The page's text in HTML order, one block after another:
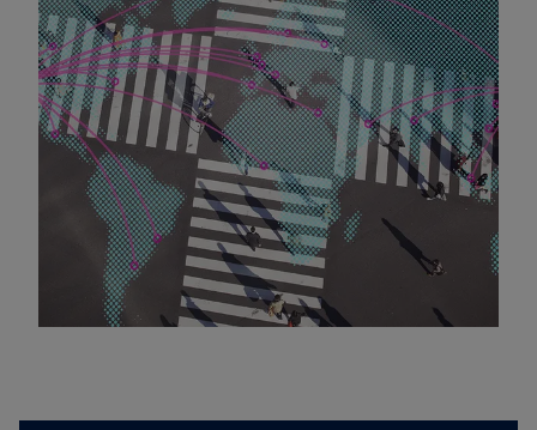
En choisissant d’accéder à notre site, vous reconnaissez avoir
pris connaissance de ces Conditions et les avoir acceptées.
Nous vous conseillons, dans votre intérêt, de les lire
attentivement.